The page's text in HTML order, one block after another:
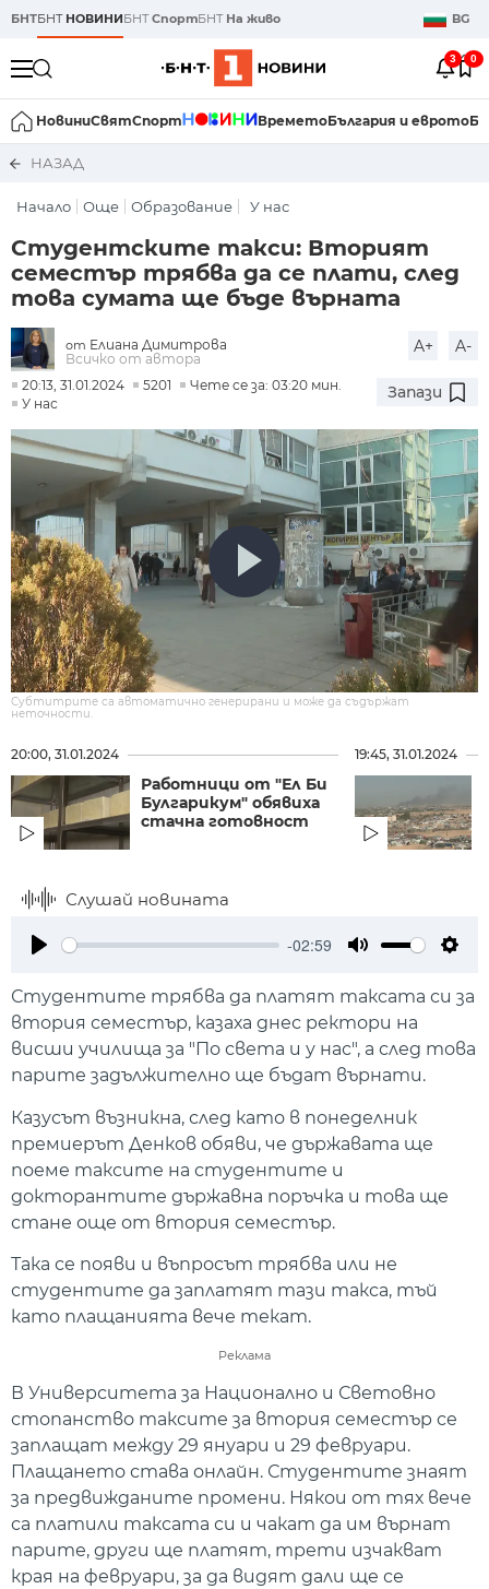
БНТБНТ НОВИНИБНТСпортБНТ На живо BG
3 0
НовиниСвятСпорт ВреметоБългария и еврото
НАЗАД
Начало Още Образование У нас
Студентските такси: Вторият
семестър трябва да се плати, след
това сумата ще бъде върната
от Елиана Димитрова
Всичко от автора
A+ A-
20:13, 31.01.2024 5201
Чете се за: 03:20 мин.
У нас
Запази
Субтитрите са автоматично генерирани и може да съдържат
неточности.
20:00, 31.01.2024
Работници от "Ел Би
Булгарикум" обявиха
стачна готовност
19:45, 31.01.2024
Слушай новината
-02:59
Студентите трябва да платят таксата си за
втория семестър, казаха днес ректори на
висши училища за "По света и у нас", а след това
парите задължително ще бъдат върнати.
Казусът възникна, след като в понеделник
премиерът Денков обяви, че държавата ще
поеме таксите на студентите и
докторантите държавна поръчка и това ще
стане още от втория семестър.
Така се появи и въпросът трябва или не
студентите да заплатят тази такса, тъй
като плащанията вече текат.
Реклама
В Университета за Национално и Световно
стопанство таксите за втория семестър се
заплащат между 29 януари и 29 февруари.
Плащането става онлайн. Студентите знаят
за предвижданите промени. Някои от тях вече
са платили таксата си и чакат да им върнат
парите, други ще платят, трети изчакват
края на февруари, за да видят дали ще се